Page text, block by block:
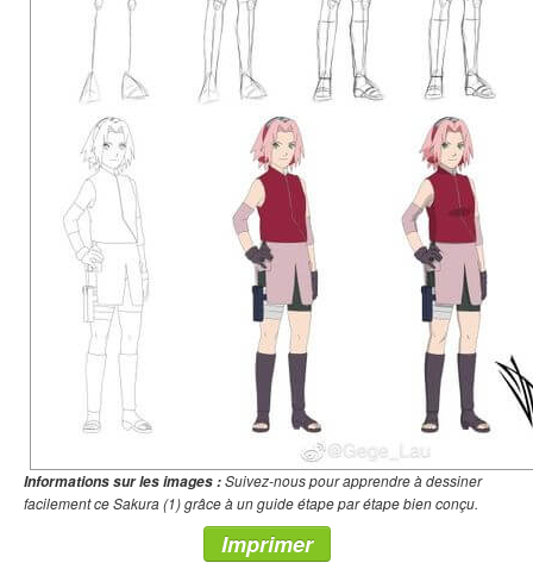
Informations sur les images :Suivez-nous pour apprendre à dessiner
facilement ce Sakura (1) grâce à un guide étape par étape bien conçu.
Imprimer